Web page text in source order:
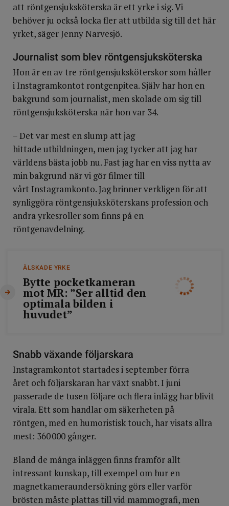
att röntgensjuksköterska är ett yrke i sig. Vi
behöver ju också locka fler att utbilda sig till det här
yrket, säger Jenny Narvesjö.
Journalist som blev röntgensjuksköterska
Hon är en av tre röntgensjuksköterskor som håller
i Instagramkontot rontgenpitea. Själv har hon en
bakgrund som journalist, men skolade om sig till
röntgensjuksköterska när hon var 34.
− Det var mest en slump att jag
hittade utbildningen, men jag tycker att jag har
världens bästa jobb nu. Fast jag har en viss nytta av
min bakgrund när vi gör filmer till
vårt Instagramkonto. Jag brinner verkligen för att
synliggöra röntgensjuksköterskans profession och
andra yrkesroller som finns på en
röntgenavdelning.
ÄLSKADE YRKE
Bytte pocketkameran
mot MR: ”Ser alltid den
optimala bilden i
huvudet”
Snabb växande följarskara
Instagramkontot startades i september förra
året och följarskaran har växt snabbt. I juni
passerade de tusen följare och flera inlägg har blivit
virala. Ett som handlar om säkerheten på
röntgen, med en humoristisk touch, har visats allra
mest: 360 000 gånger.
Bland de många inläggen finns framför allt
intressant kunskap, till exempel om hur en
magnetkameraundersökning görs eller varför
brösten måste plattas till vid mammografi, men